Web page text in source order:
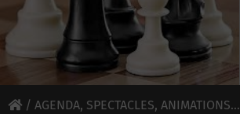
/ AGENDA, SPECTACLES, ANIMATIONS...